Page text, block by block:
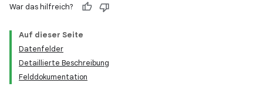
War das hilfreich?
Auf dieser Seite
Datenfelder
Detaillierte Beschreibung
Felddokumentation